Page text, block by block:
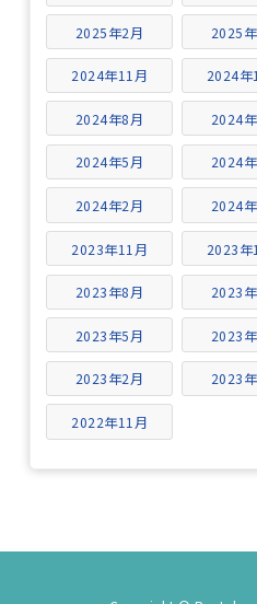
2025年2月 2025
2024年11月 2024年
2024年8月 2024
2024年5月 2024
2024年2月 2024
2023年11月 2023年
2023年8月 2023
2023年5月 2023
2023年2月 2023
2022年11月